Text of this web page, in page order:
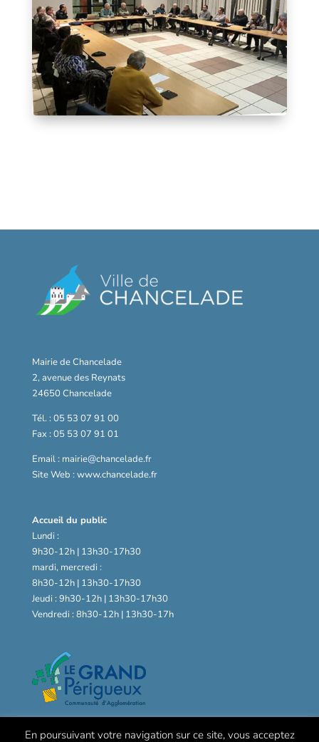
Mairie de Chancelade
2, avenue des Reynats
24650 Chancelade
Tél. : 05 53 07 91 00
Fax : 05 53 07 91 01
Email : mairie@chancelade.fr
Site Web : www.chancelade.fr
Accueil du public
Lundi :
9h30-12h | 13h30-17h30
mardi, mercredi :
8h30-12h | 13h30-17h30
Jeudi : 9h30-12h | 13h30-17h30
Vendredi : 8h30-12h | 13h30-17h
En poursuivant votre navigation sur ce site, vous acceptez